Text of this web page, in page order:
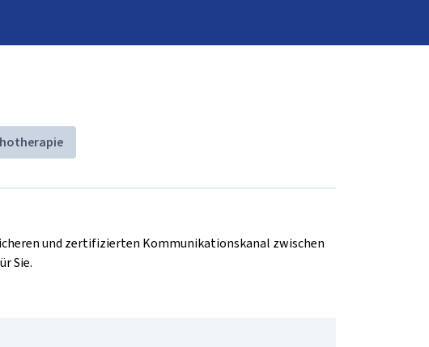
und zertifizierten Kommunikationskanal zwischen
Sie.